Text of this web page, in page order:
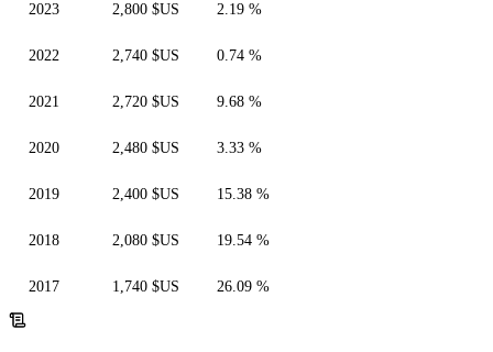
2023 2,800 $US 2.19 %
2022 2,740 $US 0.74 %
2021 2,720 $US 9.68 %
2020 2,480 $US 3.33 %
2019 2,400 $US 15.38 %
2018 2,080 $US 19.54 %
2017 1,740 $US 26.09 %